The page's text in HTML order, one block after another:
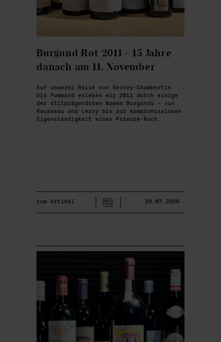
Burgund Rot 2011 - 15 Jahre
danach am 11. November
Auf unserer Reise von Gevrey-Chambertin
bis Pommard erleben wir 2011 durch einige
der stilprägendsten Namen Burgunds – von
Rousseau und Leroy bis zur kompromisslosen
Eigenständigkeit eines Prieuré-Roch.
zum Artikel 29.07.2026